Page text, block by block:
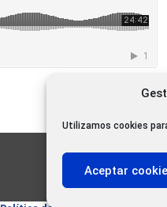
Utilizamos cookies
Aceptar